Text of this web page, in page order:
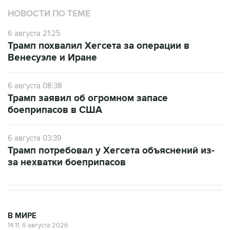
НОВОСТИ ПО ТЕМЕ
6 августа 21:25
Трамп похвалил Хегсета за операции в
Венесуэле и Иране
6 августа 08:38
Трамп заявил об огромном запасе
боеприпасов в США
6 августа 03:39
Трамп потребовал у Хегсета объяснений из-
за нехватки боеприпасов
В МИРЕ
14:11, 6 августа 2026